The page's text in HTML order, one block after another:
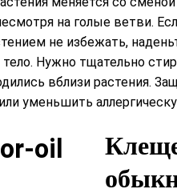
на голые ветви.
не избежать,
Нужно тщательно
вблизи растения.
уменьшить